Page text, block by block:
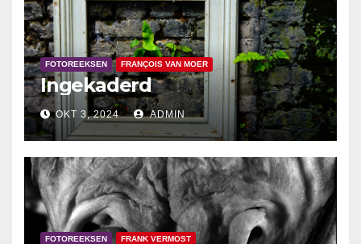
FOTOREEKSEN FRANÇOIS VAN MOER
Ingekaderd
OKT 3, 2024 ADMIN
FOTOREEKSEN FRANK VERMOST